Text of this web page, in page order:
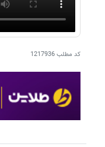
کد مطلب1217936